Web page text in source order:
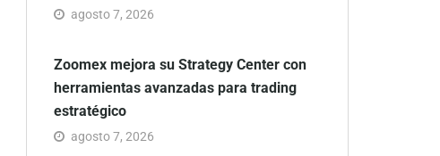
agosto 7, 2026
Zoomex mejora su Strategy Center con
herramientas avanzadas para trading
estratégico
agosto 7, 2026